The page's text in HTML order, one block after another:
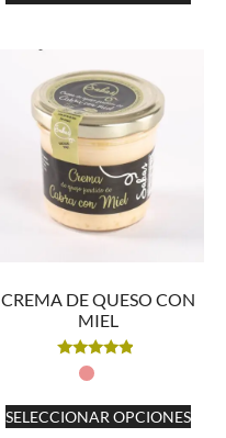
CREMA DE QUESO CON
MIEL
Valorado
con
de 5
SELECCIONAR OPCIONES